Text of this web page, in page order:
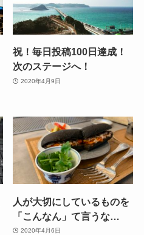
祝！毎日投稿100日達成！
次のステージへ！
2020年4月9日
人が大切にしているものを
「こんなん」て言うな…
2020年4月6日